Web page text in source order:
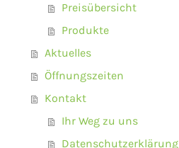
Preisübersicht
Produkte
Aktuelles
Öffnungszeiten
Kontakt
Ihr Weg zu uns
Datenschutzerklärung